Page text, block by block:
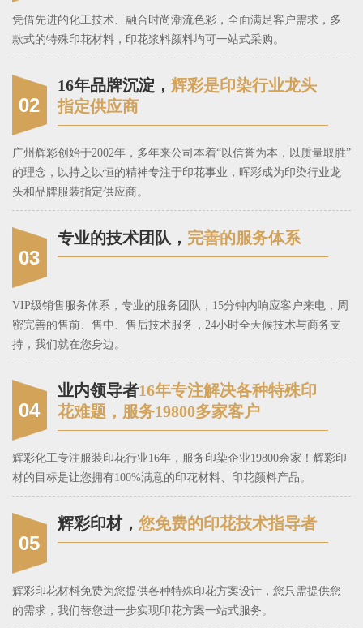
凭借先进的化工技术、融合时尚潮流色彩，全面满足客户需求，多
款式的特殊印花材料，印花浆料颜料均可一站式采购。
02
16年品牌沉淀， 辉彩是印染行业龙头
指定供应商
广州辉彩创始于2002年，多年来公司本着“以信誉为本，以质量取胜”
的理念，以持之以恒的精神专注于印花事业，晖彩成为印染行业龙
头和品牌服装指定供应商。
03
专业的技术团队， 完善的服务体系
VIP级销售服务体系，专业的服务团队，15分钟内响应客户来电，周
密完善的售前、售中、售后技术服务，24小时全天候技术与商务支
持，我们就在您身边。
04
业内领导者16年专注解决各种特殊印
花难题，服务19800多家客户
辉彩化工专注服装印花行业16年，服务印染企业19800余家！辉彩印
材的目标是让您拥有100%满意的印花材料、印花颜料产品。
05
辉彩印材， 您免费的印花技术指导者
辉彩印花材料免费为您提供各种特殊印花方案设计，您只需提供您
的需求，我们替您进一步实现印花方案一站式服务。